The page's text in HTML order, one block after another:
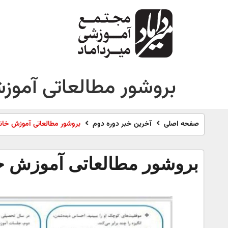
بروشور مطالعاتی
صفحه اصلی آخرین خبر دوره دوم بروشور مطالعاتی آموزش
بروشور مطالعاتی آموزش